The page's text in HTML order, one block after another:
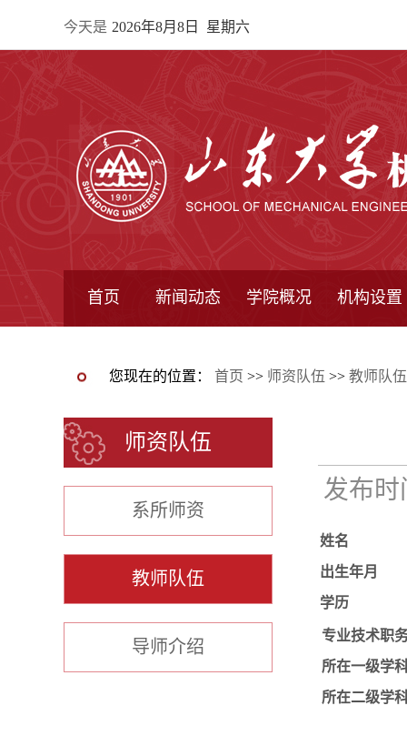
今天是 2026年8月8日 星期六
首页 新闻动态 学院概况 机构设置
您现在的位置： 首页 >> 师资队伍 >> 教师队伍
师资队伍
系所师资
教师队伍
导师介绍
发布
姓名
出生年月
学历
专业技术职
所在一级学
所在二级学